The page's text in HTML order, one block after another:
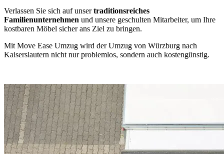
Verlassen Sie sich auf unsertraditionsreiches
Familienunternehmen und unsere geschulten Mitarbeiter, um Ihre
kostbaren Möbel sicher ans Ziel zu bringen.
Mit Move Ease Umzug wird der Umzug von Würzburg nach
Kaiserslautern nicht nur problemlos, sondern auch kostengünstig.